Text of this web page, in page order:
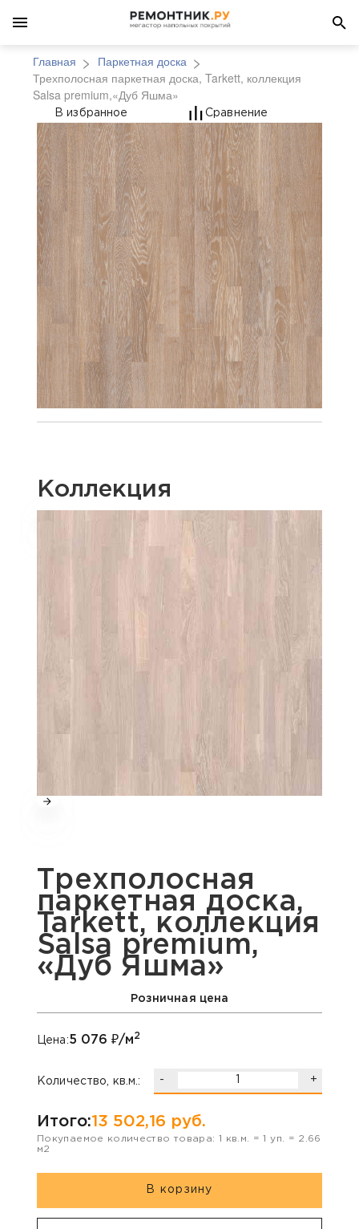
Главная
Паркетная доска
Трехполосная паркетная доска, Tarkett, коллекция
Salsa premium,«Дуб Яшма»
Трехполосная
В избранное Сравнение
Коллекция
Трехполосная
паркетная доска,
Tarkett, коллекция
Salsa premium,
«Дуб Яшма»
Розничная цена
Цена:5 076 ₽/м2
Количество, кв.м.: - +
Итого:13 502,16 руб.
Покупаемое количество товара: 1 кв.м. =1 уп. = 2.66
м2
В корзину